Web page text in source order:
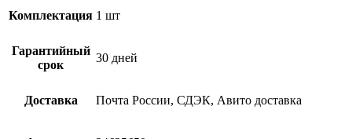
Комплектация 1 шт
Гарантийный
срок
30 дней
Доставка Почта России, СДЭК, Авито доставка